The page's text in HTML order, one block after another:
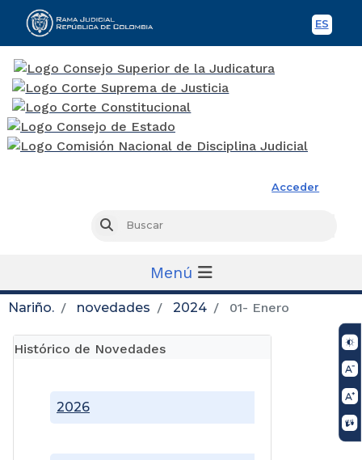
ES
Acceder
Buscar
Menú
Nariño. novedades 2024 01- Enero
Histórico de Novedades
2026